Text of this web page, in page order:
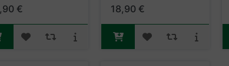
€ 18,90 €